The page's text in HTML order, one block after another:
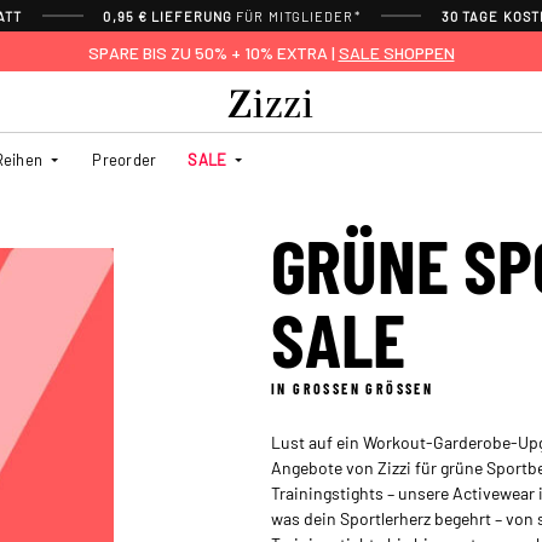
0,95 € LIEFERUNG FÜR MITGLIEDER* 30 TAGE
SPARE BIS ZU 50% + 10% EXTRA | SALE SHOPPEN
Preorder SALE
GRÜNE
SALE
IN GROSSEN GRÖSSEN
Lust auf ein Workout-Garderobe-
Angebote von Zizzi für grüne
Trainingstights – unsere
was dein Sportlerherz begehrt –